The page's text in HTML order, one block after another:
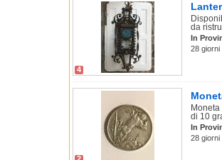
4
da
In
28
di 10
In
28